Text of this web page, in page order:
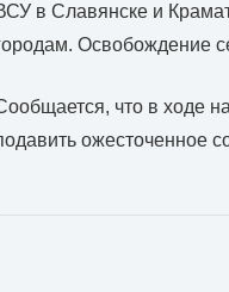
в Славянске и
Освобождение
что в ходе
ожесточенное